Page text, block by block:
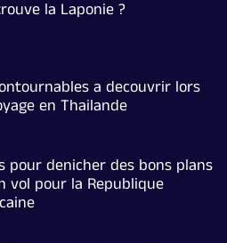
la Laponie ?
a decouvrir lors
en Thailande
pour denicher des bons plans
vol pour la Republique